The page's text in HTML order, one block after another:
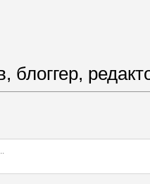
блоггер,